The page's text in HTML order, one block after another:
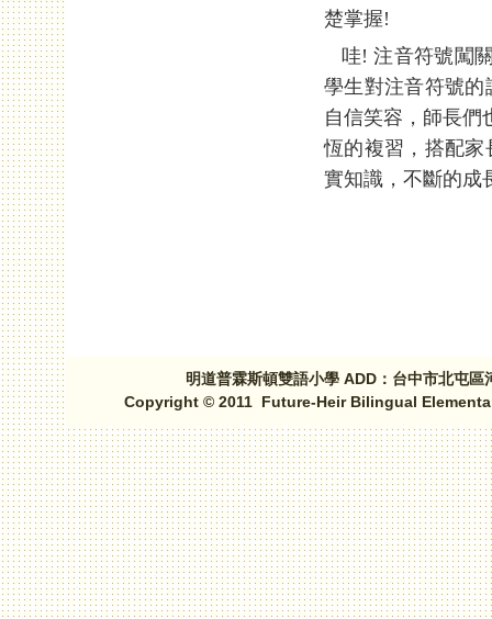
楚掌握!
哇! 注音符號闖
學生對注音符號
自信笑容，師長們
恆的複習，搭配
實知識，不斷的成
明道普霖斯頓雙語小學 ADD：台中市北屯
Copyright © 2011 Future-Heir Bilingual